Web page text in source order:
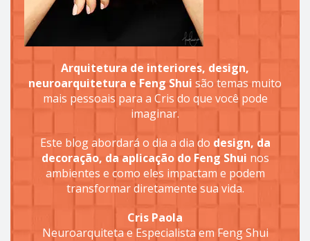
Arquitetura de interiores, design,
neuroarquitetura e Feng Shui são temas muito
mais pessoais para a Cris do que você pode
imaginar.
Este blog abordará o dia a dia do design, da
decoração, da aplicação do Feng Shui nos
ambientes e como eles impactam e podem
transformar diretamente sua vida.
Cris Paola
Neuroarquiteta e Especialista em Feng Shui